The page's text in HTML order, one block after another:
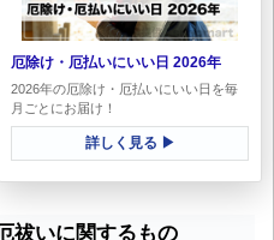
戻る）
祓いに関するもの
厄除け・厄払いにいい日 2026年
2026年の厄除け・厄払いにいい日を毎
月ごとにお届け！
詳しく見る ▶